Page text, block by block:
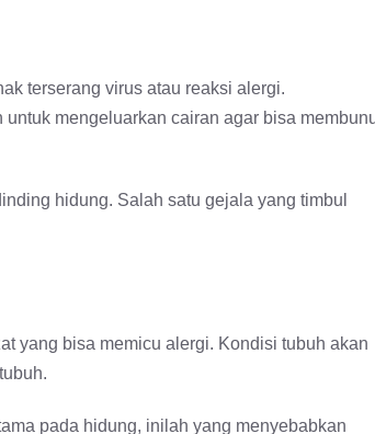
terserang virus atau reaksi alergi.
mengeluarkan cairan agar bisa
hidung. Salah satu gejala yang timbul
yang bisa memicu alergi. Kondisi tubuh akan
pada hidung, inilah yang menyebabkan